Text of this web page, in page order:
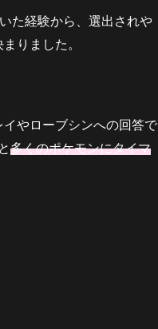
た経験から、選出されや
りました。
やローブシンへの回答で
と多くのポケモンにタイマ